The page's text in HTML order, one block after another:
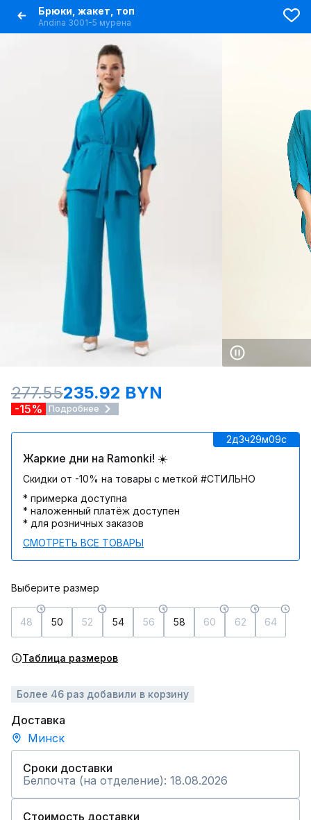
Брюки, жакет, топ
Andina 3001-5 мурена
277.55235.92 BYN
-15% Подробнее
2д3ч29м09c
Жаркие дни на Ramonki! ☀️
Скидки от -10% на товары с меткой #СТИЛЬНО
* примерка доступна
* наложенный платёж доступен
* для розничных заказов
СМОТРЕТЬ ВСЕ ТОВАРЫ
Выберите размер
48 50 52 54 56 58 60 62 64
Таблица размеров
Более 46 раз добавили в корзину
Доставка
Минск
Сроки доставки
Белпочта (на отделение): 18.08.2026
Стоимость доставки